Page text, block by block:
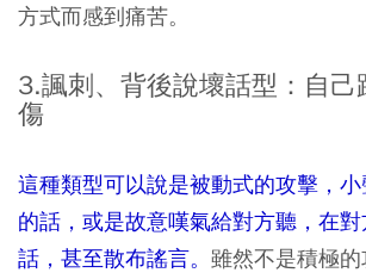
方式而感到痛苦。
3.諷刺、背後說壞話型：自己
傷
這種類型可以說是被動式的攻擊，
的話，或是故意嘆氣給對方聽，在
話，甚至散布謠言。 雖然不是積極